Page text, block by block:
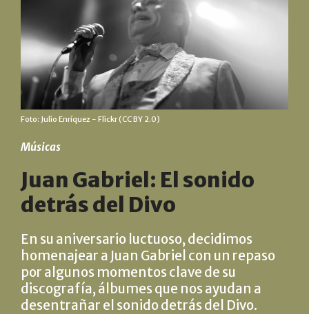
Foto: Julio Enríquez - Flickr (CC BY 2.0)
Músicas
Juan Gabriel: El sonido
detrás del Divo
En su aniversario luctuoso, decidimos
homenajear a Juan Gabriel con un repaso
por algunos momentos clave de su
discografía, álbumes que nos ayudan a
desentrañar el sonido detrás del Divo.